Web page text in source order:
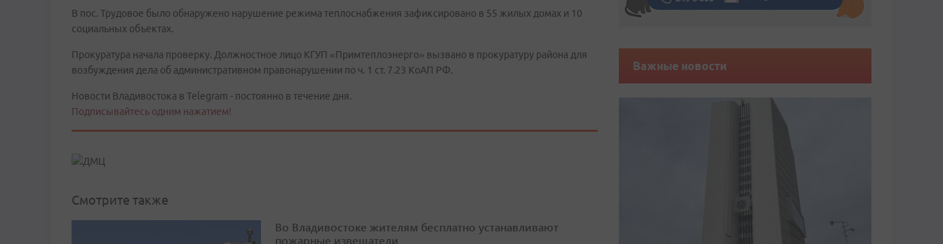
В пос. Трудовое было обнаружено нарушение режима теплоснабжения зафиксировано в 55 жилых домах и 10
социальных объектах.
Прокуратура начала проверку. Должностное лицо КГУП «Примтеплоэнерго» вызвано в прокуратуру района для
возбуждения дела об административном правонарушении по ч. 1 ст. 7.23 КоАП РФ.
Новости Владивостока в Telegram - постоянно в течение дня.
Подписывайтесь одним нажатием!
Смотрите также
Во Владивостоке жителям бесплатно устанавливают
пожарные извещатели
Важные новости